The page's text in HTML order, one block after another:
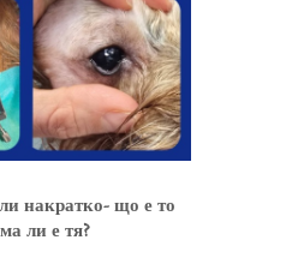
накратко- що е то
ли е тя?